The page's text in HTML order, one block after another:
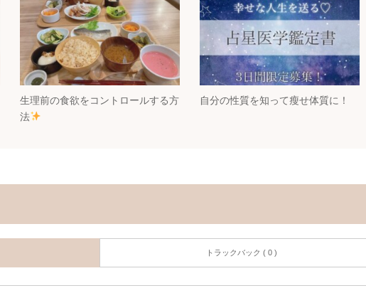
生理前の食欲をコントロールする方
法
自分の性質を知って瘦せ体質に！
トラックバック ( 0 )